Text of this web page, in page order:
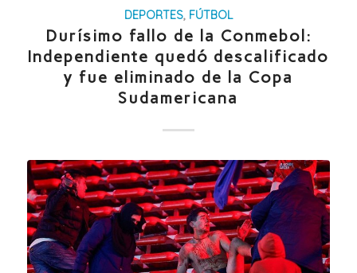
DEPORTES, FÚTBOL
Durísimo fallo de la Conmebol:
Independiente quedó descalificado
y fue eliminado de la Copa
Sudamericana